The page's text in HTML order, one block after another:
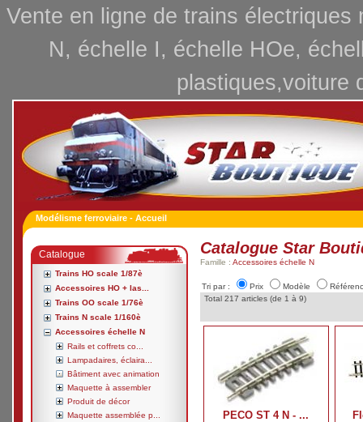
Vente en ligne de trains
N, échelle I, échelle HOe,
plastiques,voiture
Modélisme ferroviaire - Accueil
Catalogue
Trains HO scale 1/87è
Accessoires HO + las...
Trains OO scale 1/76è
Trains N scale 1/160è
Accessoires échelle N
Rails et coffrets co...
Lampadaires, éclaira...
Bâtiment avec animation
Maquette à assembler
Produit de décor
Maquette assemblée p...
Catalogue Star
Famille : Accessoires échelle N
Tri par : Prix Modèle
Total 217 articles (de 1 à 9)
PECO ST 4 N - ...